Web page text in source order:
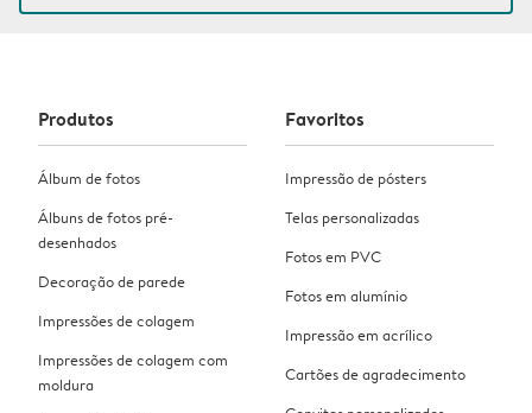
Produtos
Álbum de fotos
Álbuns de fotos pré-
desenhados
Decoração de parede
Impressões de colagem
Impressões de colagem com
moldura
Favoritos
Impressão de pósters
Telas personalizadas
Fotos em PVC
Fotos em alumínio
Impressão em acrílico
Cartões de agradecimento